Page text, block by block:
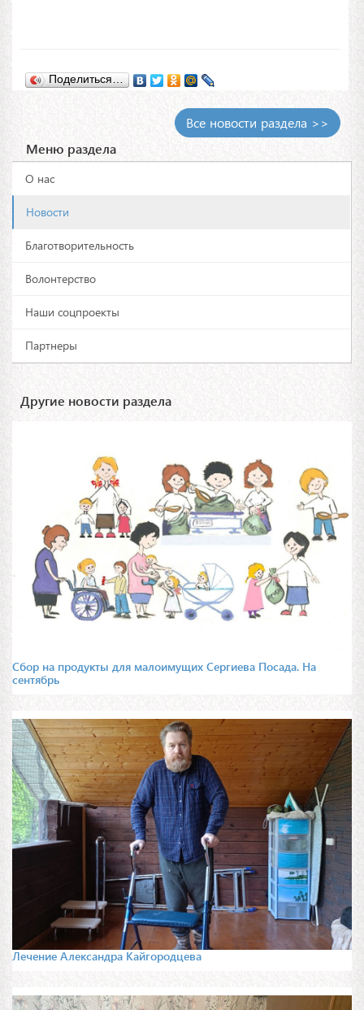
Поделиться…
Все новости раздела >>
Меню раздела
О нас
Новости
Благотворительность
Волонтерство
Наши соцпроекты
Партнеры
Другие новости раздела
Сбор на продукты для малоимущих Сергиева Посада. На
сентябрь
Лечение Александра Кайгородцева